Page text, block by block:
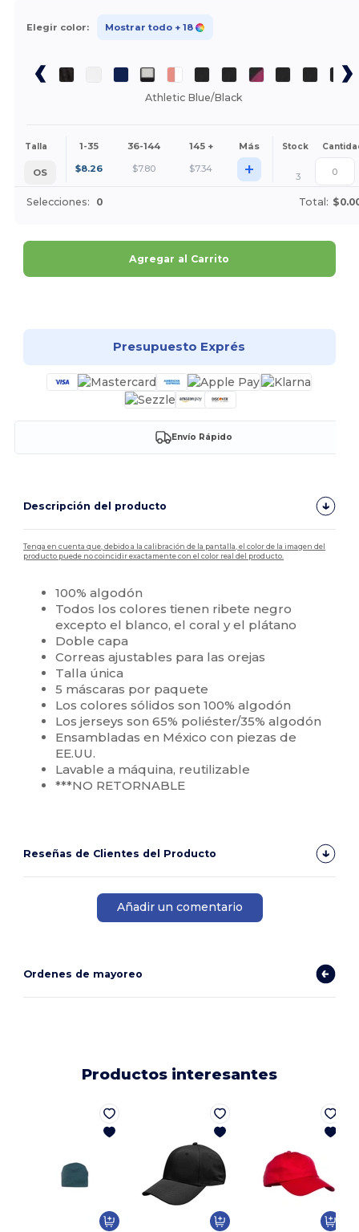
Elegir color: Mostrar todo + 18
Athletic Blue/Black
Talla 1-35 36-144 145 + Más Stock
OS $8.26 $7.80 $7.34 + 3
Selecciones: 0 Total:
Agregar al Carrito
Presupuesto Exprés
Envío Rápido
Descripción del producto
Tenga en cuenta que, debido a la calibración de la pantalla, el color de la imagen del
producto puede no coincidir exactamente con el color real del producto.
100% algodón
Todos los colores tienen ribete negro
excepto el blanco, el coral y el plátano
Doble capa
Correas ajustables para las orejas
Talla única
5 máscaras por paquete
Los colores sólidos son 100% algodón
Los jerseys son 65% poliéster/35% algodón
Ensambladas en México con piezas de
EE.UU.
Lavable a máquina, reutilizable
***NO RETORNABLE
Reseñas de Clientes del Producto
Añadir un comentario
Ordenes de mayoreo
Productos interesantes